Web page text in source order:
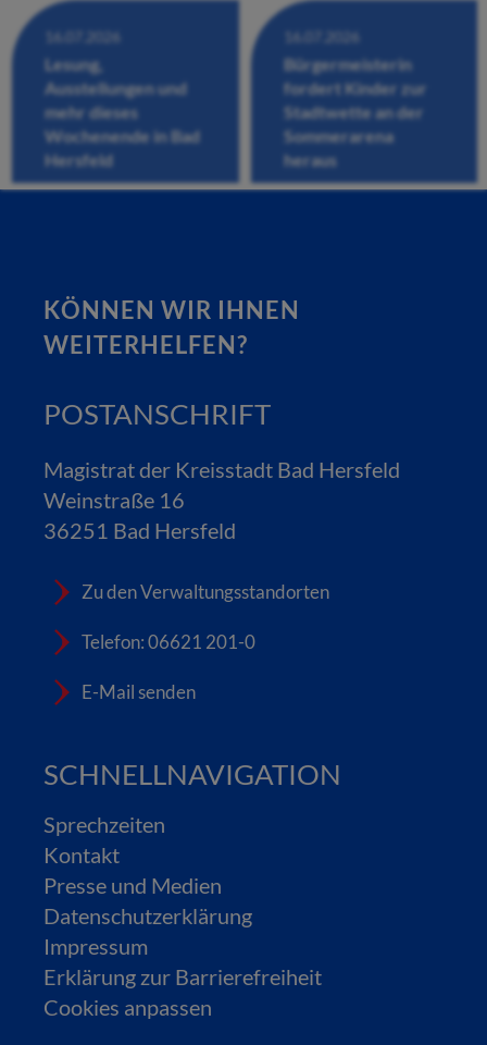
16.07.2026
Lesung,
Ausstellungen und
mehr dieses
Wochenende in Bad
Hersfeld
16.07.2026
Bürgermeisterin
fordert Kinder zur
Stadtwette an der
Sommerarena
heraus
KÖNNEN WIR IHNEN
WEITERHELFEN?
POSTANSCHRIFT
Magistrat der Kreisstadt Bad Hersfeld
Weinstraße 16
36251 Bad Hersfeld
Zu den Verwaltungsstandorten
Telefon: 06621 201-0
E-Mail senden
SCHNELLNAVIGATION
Sprechzeiten
Kontakt
Presse und Medien
Datenschutzerklärung
Impressum
Erklärung zur Barrierefreiheit
Cookies anpassen